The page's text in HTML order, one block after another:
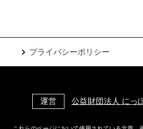
プライバシーポリシー
運営 公益財団法人 にっ